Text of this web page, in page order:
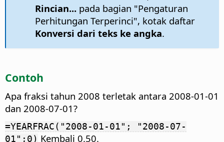
Rincian...pada bagian "Pengaturan
Perhitungan Terperinci", kotak daftar
Konversi dari teks ke angka.
Contoh
Apa fraksi tahun 2008 terletak antara 2008-01-01
dan 2008-07-01?
=YEARFRAC("2008-01-01"; "2008-07-
01";0) Kembali 0.50.